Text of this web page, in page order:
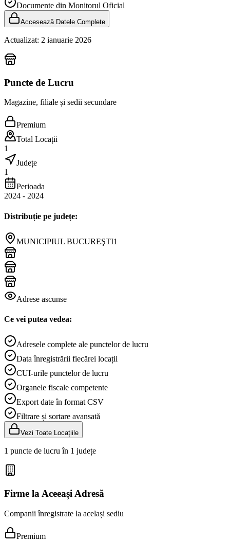
Documente din Monitorul Oficial
Accesează Datele Complete
Actualizat: 2 ianuarie 2026
Puncte de Lucru
Magazine, filiale și sedii secundare
Premium
Total Locații
1
Județe
1
Perioada
2024 - 2024
Distribuție pe județe:
MUNICIPIUL BUCUREŞTI1
Adrese ascunse
Ce vei putea vedea:
Adresele complete ale punctelor de lucru
Data înregistrării fiecărei locații
CUI-urile punctelor de lucru
Organele fiscale competente
Export date în format CSV
Filtrare și sortare avansată
Vezi Toate Locațiile
1 puncte de lucru în 1 județe
Firme la Aceeași Adresă
Companii înregistrate la același sediu
Premium